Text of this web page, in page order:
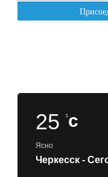
25c
Ясно
Черкесск -